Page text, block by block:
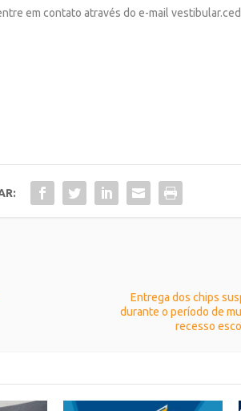
em contato através do e-mail
Entrega dos chips
durante o período de
recesso